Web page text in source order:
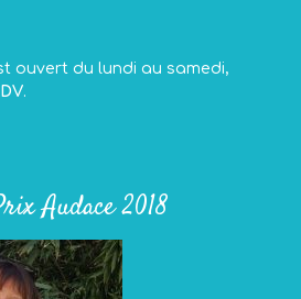
ouvert du lundi au samedi,
.
Audace 2018